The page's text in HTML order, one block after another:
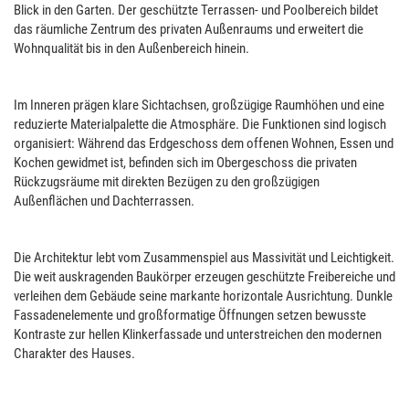
Blick in den Garten. Der geschützte Terrassen- und Poolbereich bildet
das räumliche Zentrum des privaten Außenraums und erweitert die
Wohnqualität bis in den Außenbereich hinein.
Im Inneren prägen klare Sichtachsen, großzügige Raumhöhen und eine
reduzierte Materialpalette die Atmosphäre. Die Funktionen sind logisch
organisiert: Während das Erdgeschoss dem offenen Wohnen, Essen und
Kochen gewidmet ist, befinden sich im Obergeschoss die privaten
Rückzugsräume mit direkten Bezügen zu den großzügigen
Außenflächen und Dachterrassen.
Die Architektur lebt vom Zusammenspiel aus Massivität und Leichtigkeit.
Die weit auskragenden Baukörper erzeugen geschützte Freibereiche und
verleihen dem Gebäude seine markante horizontale Ausrichtung. Dunkle
Fassadenelemente und großformatige Öffnungen setzen bewusste
Kontraste zur hellen Klinkerfassade und unterstreichen den modernen
Charakter des Hauses.